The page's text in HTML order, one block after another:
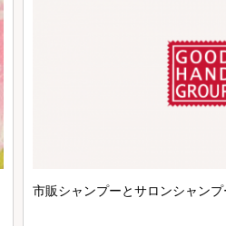
市販シャンプーとサロンシャン